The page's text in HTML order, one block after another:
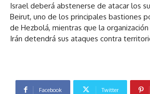
Israel deberá abstenerse de atacar los
Beirut, uno de los principales bastiones
de Hezbolá, mientras que la
Irán detendrá sus ataques contra
Facebook Twitter